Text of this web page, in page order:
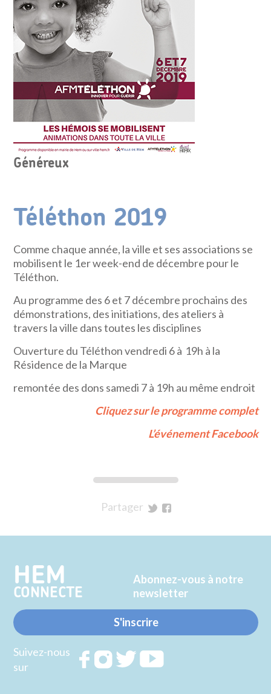
Généreux
Téléthon 2019
Comme chaque année, la ville et ses associations se
mobilisent le 1er week-end de décembre pour le
Téléthon.
Au programme des 6 et 7 décembre prochains des
démonstrations, des initiations, des ateliers à
travers la ville dans toutes les disciplines
Ouverture du Téléthon vendredi 6 à 19h à la
Résidence de la Marque
remontée des dons samedi 7 à 19h au même endroit
Cliquez sur le programme complet
L’événement Facebook
Partager
Twitter
Facebook
HEM
CONNECTE
Abonnez-vous à notre
newsletter
S'inscrire
Suivez-nous
sur
RejoignezRejoignezRejoignez